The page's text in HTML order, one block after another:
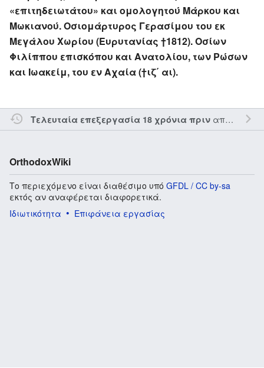
«επιτηδειωτάτου» και ομολογητού Μάρκου και
Μωκιανού. Οσιομάρτυρος Γερασίμου του εκ
Μεγάλου Χωρίου (Ευρυτανίας †1812). Οσίων
Φιλίππου επισκόπου και Ανατολίου, των Ρώσων
και Ιωακείμ, του εν Αχαία (†ιζ΄ αι).
Τελευταία επεξεργασία 18 χρόνια πριναπό τον την
OrthodoxWiki
Το περιεχόμενο είναι διαθέσιμο υπό GFDL / CC by-sa
εκτός αν αναφέρεται διαφορετικά.
Ιδιωτικότητα
Επιφάνεια εργασίας